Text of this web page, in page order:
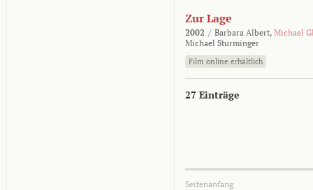
Zur Lage
2002 / Barbara Albert, Michael
Michael Sturminger
Film online erhältlich
27 Einträge
Seitenanfang